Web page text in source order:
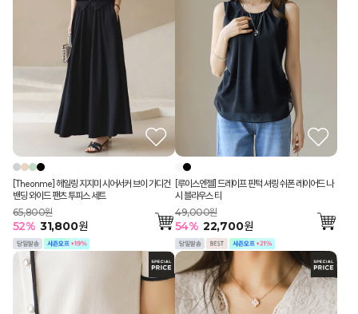
[Theonme] 헤일링 지지미 시어서커 브이 가디건
밴딩 와이드 팬츠 투피스 세트
65,800원
52% 31,800원
[루이스엔젤] 드레이프 핀턱 셔링 쉬폰 레이어드 나
시 블라우스 티
49,000원
54% 22,700원